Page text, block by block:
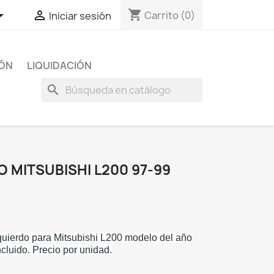
 Iniciar sesión shopping_cart Carrito (0)
LIQUIDACIÓN
search
MITSUBISHI L200 97-99
para Mitsubishi L200 modelo del año
Precio por unidad.